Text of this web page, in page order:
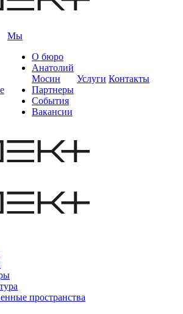
Мы
О бюро
Анатолий
Мосин
Партнеры
События
Вакансии
Услуги Контакты
пространства